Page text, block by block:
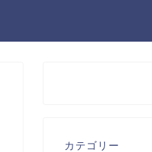
カテゴリー